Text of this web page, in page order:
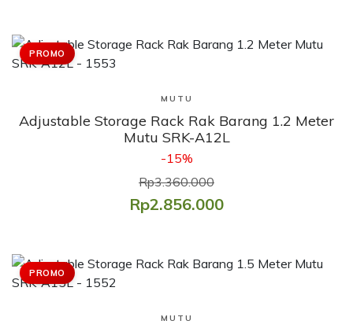
PROMO
Lihat Produk
MUTU
Adjustable Storage Rack Rak Barang 1.2 Meter
Mutu SRK-A12L
-15%
Rp3.360.000
Rp2.856.000
PROMO
Lihat Produk
MUTU